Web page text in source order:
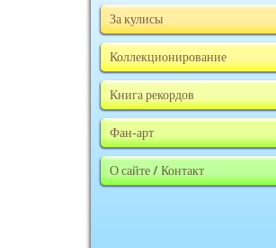
За кулисы
Коллекционирование
Книга рекордов
Фан-арт
О сайте / Контакт